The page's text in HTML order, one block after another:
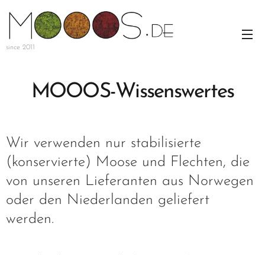
since 2011
MOOOS-Wissenswertes
Wir verwenden nur stabilisierte
(konservierte) Moose und Flechten, die
von unseren Lieferanten aus Norwegen
oder den Niederlanden geliefert
werden.